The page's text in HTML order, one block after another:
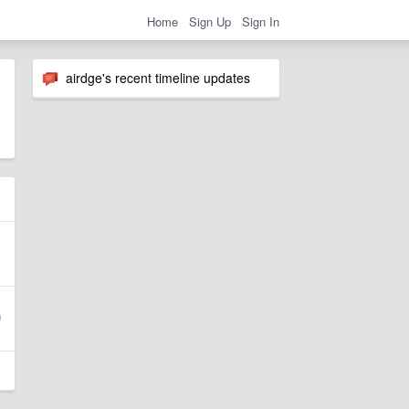
Home Sign Up Sign In
airdge's recent timeline updates